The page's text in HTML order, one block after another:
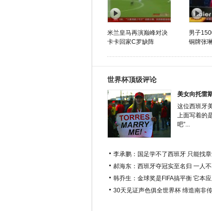
米兰皇马再演巅峰对决
卡卡回家C罗缺阵
男子
铜牌张
世界杯顶级评论
美女向托雷
这位西班牙
上面写着的
吧”...
李承鹏：国足学不了西班牙 只能找
郝海东：西班牙夺冠实至名归 一人
韩乔生：金球奖是FIFA搞平衡 它本
30天见证声色俱全世界杯 缔造南非